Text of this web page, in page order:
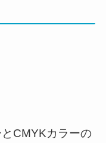
CMYKカラーの